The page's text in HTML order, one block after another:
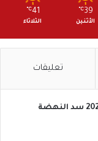
39
℃
الأثنين
41
℃
الثلاثاء
تعليقات
مقال شهر اغسطس 2021 سد النهضة